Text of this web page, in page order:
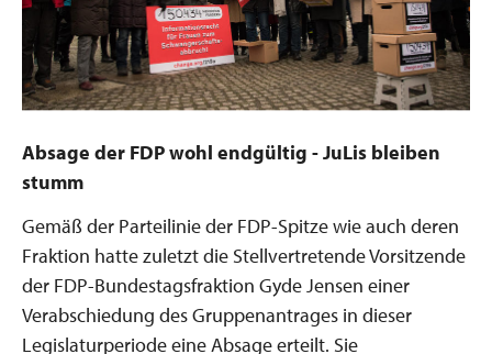
Absage der FDP wohl endgültig - JuLis bleiben
stumm
Gemäß der Parteilinie der FDP-Spitze wie auch deren
Fraktion hatte zuletzt die Stellvertretende Vorsitzende
der FDP-Bundestagsfraktion Gyde Jensen einer
Verabschiedung des Gruppenantrages in dieser
Legislaturperiode eine Absage erteilt. Sie